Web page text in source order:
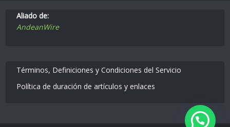
Aliado de:
AndeanWire
Términos, Definiciones y Condiciones del Servicio
Política de duración de artículos y enlaces